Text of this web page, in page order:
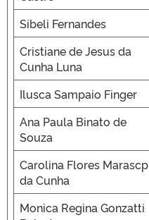
Sibeli Fernandes
Cristiane de Jesus da
Cunha Luna
Ilusca Sampaio Finger
Ana Paula Binato de
Souza
Carolina Flores Marascp
da Cunha
Monica Regina Gonzatti